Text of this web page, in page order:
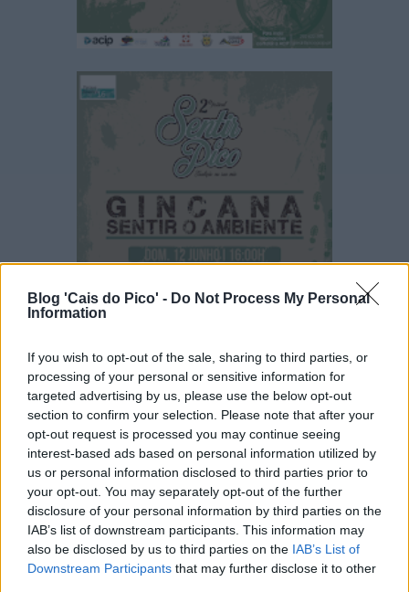
Blog 'Cais do Pico' - Do Not Process My Personal
Information
If you wish to opt-out of the sale, sharing to third parties, or
processing of your personal or sensitive information for
targeted advertising by us, please use the below opt-out
section to confirm your selection. Please note that after your
opt-out request is processed you may continue seeing
interest-based ads based on personal information utilized by
us or personal information disclosed to third parties prior to
your opt-out. You may separately opt-out of the further
disclosure of your personal information by third parties on the
IAB’s list of downstream participants. This information may
also be disclosed by us to third parties on the IAB’s List of
Downstream Participants that may further disclose it to other
Ivo Sousa à(s)00:00